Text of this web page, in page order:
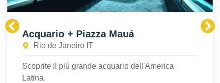
Acquario + Piazza Mauá
Rio de Janeiro IT
Scoprite il più grande acquario dell'America
Latina.